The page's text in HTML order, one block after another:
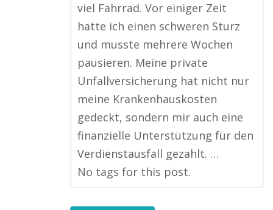
viel Fahrrad. Vor einiger Zeit
hatte ich einen schweren Sturz
und musste mehrere Wochen
pausieren. Meine private
Unfallversicherung hat nicht nur
meine Krankenhauskosten
gedeckt, sondern mir auch eine
finanzielle Unterstützung für den
Verdienstausfall gezahlt. …
No tags for this post.